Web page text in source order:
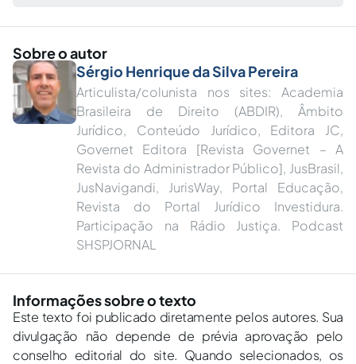
Sobre o autor
Sérgio Henrique da Silva Pereira
Articulista/colunista nos sites: Academia
Brasileira de Direito (ABDIR), Âmbito
Jurídico, Conteúdo Jurídico, Editora JC,
Governet Editora [Revista Governet – A
Revista do Administrador Público], JusBrasil,
JusNavigandi, JurisWay, Portal Educação,
Revista do Portal Jurídico Investidura.
Participação na Rádio Justiça. Podcast
SHSPJORNAL
Informações sobre o texto
Este texto foi publicado diretamente pelos autores. Sua
divulgação não depende de prévia aprovação pelo
conselho editorial do site. Quando selecionados, os